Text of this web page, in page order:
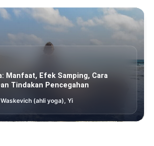
Manfaat, Efek Samping, Cara
Tindakan Pencegahan
(ahli yoga), Yi